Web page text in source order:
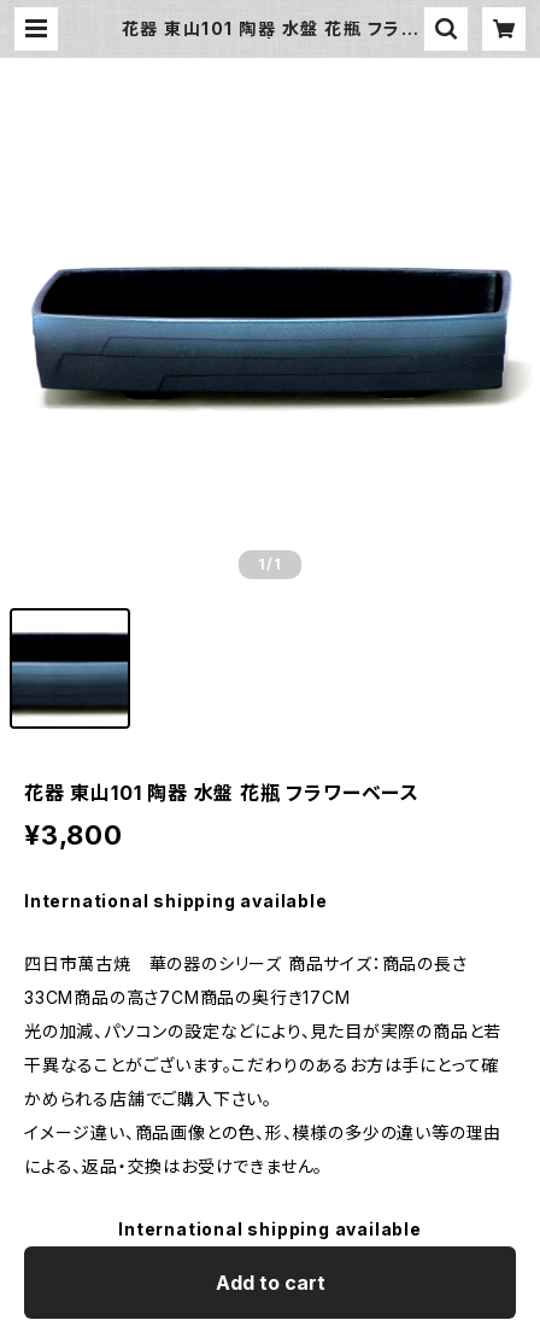
花器 東山101 陶器 水盤 花瓶 フラワ
1 /1
花器 東山101 陶器 水盤 花瓶 フラワーベース
¥3,800
International shipping available
四日市萬古焼 華の器のシリーズ 商品サイズ：商品の長さ
33CM商品の高さ7CM商品の奥行き17CM
光の加減、パソコンの設定などにより、見た目が実際の商品と若
干異なることがございます。こだわりのあるお方は手にとって確
かめられる店舗でご購入下さい。
イメージ違い、商品画像との色、形、模様の多少の違い等の理由
による、返品・交換はお受けできません。
International shipping available
Add to cart